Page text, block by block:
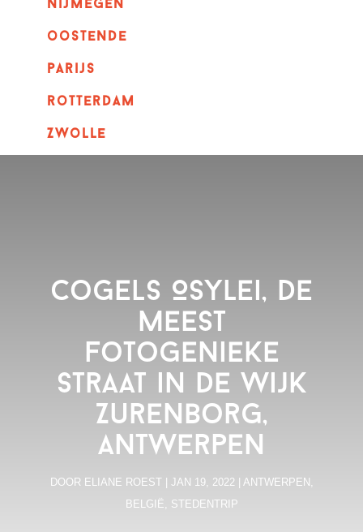
nijmegen
oostende
parijs
rotterdam
Zwolle
Cogels Osylei, de
meest
fotogenieke
straat in de wijk
Zurenborg,
Antwerpen
DOOR ELIANE ROEST| JAN 19, 2022| ANTWERPEN ,
BELGIË, STEDENTRIP